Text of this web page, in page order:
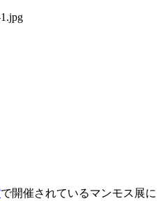
で開催されているマンモス展に